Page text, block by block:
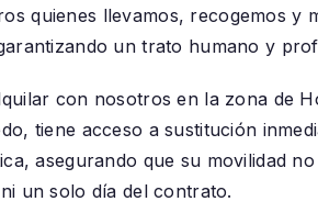
quienes llevamos, recogemos y
un trato humano y
con nosotros en la zona de
, tiene acceso a sustitución
asegurando que su movilidad
un solo día del contrato.